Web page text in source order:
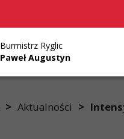
Burmistrz Ryglic
Paweł Augustyn
> Aktualności >